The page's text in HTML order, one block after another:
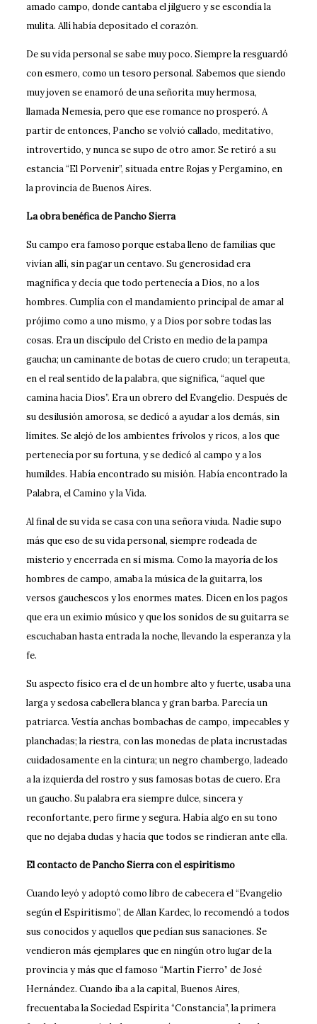
amado campo, donde cantaba el jilguero y se escondía la
mulita. Allí había depositado el corazón.
De su vida personal se sabe muy poco. Siempre la resguardó
con esmero, como un tesoro personal. Sabemos que siendo
muy joven se enamoró de una señorita muy hermosa,
llamada Nemesia, pero que ese romance no prosperó. A
partir de entonces, Pancho se volvió callado, meditativo,
introvertido, y nunca se supo de otro amor. Se retiró a su
estancia “El Porvenir”, situada entre Rojas y Pergamino, en
la provincia de Buenos Aires.
La obra benéfica de Pancho Sierra
Su campo era famoso porque estaba lleno de familias que
vivían allí, sin pagar un centavo. Su generosidad era
magnífica y decía que todo pertenecía a Dios, no a los
hombres. Cumplía con el mandamiento principal de amar al
prójimo como a uno mismo, y a Dios por sobre todas las
cosas. Era un discípulo del Cristo en medio de la pampa
gaucha; un caminante de botas de cuero crudo; un terapeuta,
en el real sentido de la palabra, que significa, “aquel que
camina hacia Dios”. Era un obrero del Evangelio. Después de
su desilusión amorosa, se dedicó a ayudar a los demás, sin
límites. Se alejó de los ambientes frívolos y ricos, a los que
pertenecía por su fortuna, y se dedicó al campo y a los
humildes. Había encontrado su misión. Había encontrado la
Palabra, el Camino y la Vida.
Al final de su vida se casa con una señora viuda. Nadie supo
más que eso de su vida personal, siempre rodeada de
misterio y encerrada en sí misma. Como la mayoría de los
hombres de campo, amaba la música de la guitarra, los
versos gauchescos y los enormes mates. Dicen en los pagos
que era un eximio músico y que los sonidos de su guitarra se
escuchaban hasta entrada la noche, llevando la esperanza y la
fe.
Su aspecto físico era el de un hombre alto y fuerte, usaba una
larga y sedosa cabellera blanca y gran barba. Parecía un
patriarca. Vestía anchas bombachas de campo, impecables y
planchadas; la riestra, con las monedas de plata incrustadas
cuidadosamente en la cintura; un negro chambergo, ladeado
a la izquierda del rostro y sus famosas botas de cuero. Era
un gaucho. Su palabra era siempre dulce, sincera y
reconfortante, pero firme y segura. Había algo en su tono
que no dejaba dudas y hacía que todos se rindieran ante ella.
El contacto de Pancho Sierra con el espiritismo
Cuando leyó y adoptó como libro de cabecera el “Evangelio
según el Espiritismo”, de Allan Kardec, lo recomendó a todos
sus conocidos y aquellos que pedían sus sanaciones. Se
vendieron más ejemplares que en ningún otro lugar de la
provincia y más que el famoso “Martín Fierro” de José
Hernández. Cuando iba a la capital, Buenos Aires,
frecuentaba la Sociedad Espírita “Constancia”, la primera